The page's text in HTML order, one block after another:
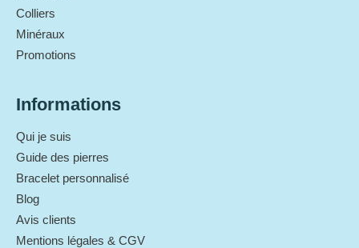
Colliers
Minéraux
Promotions
Informations
Qui je suis
Guide des pierres
Bracelet personnalisé
Blog
Avis clients
Mentions légales & CGV